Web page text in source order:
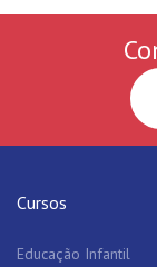
Cursos
Educação Infantil